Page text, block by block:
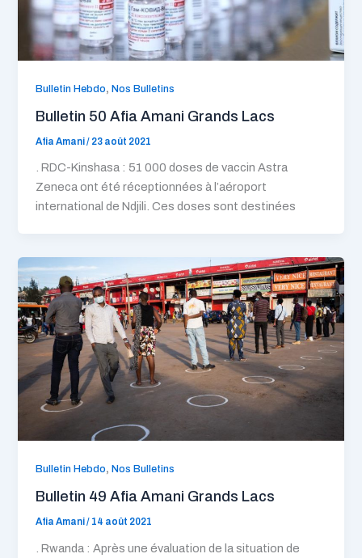
Bulletin Hebdo,Nos Bulletins
Bulletin 50 Afia Amani Grands Lacs
Afia Amani/ 23 août 2021
. RDC-Kinshasa : 51 000 doses de vaccin Astra
Zeneca ont été réceptionnées à l’aéroport
international de Ndjili. Ces doses sont destinées
Bulletin Hebdo,Nos Bulletins
Bulletin 49 Afia Amani Grands Lacs
Afia Amani/ 14 août 2021
. Rwanda : Après une évaluation de la situation de